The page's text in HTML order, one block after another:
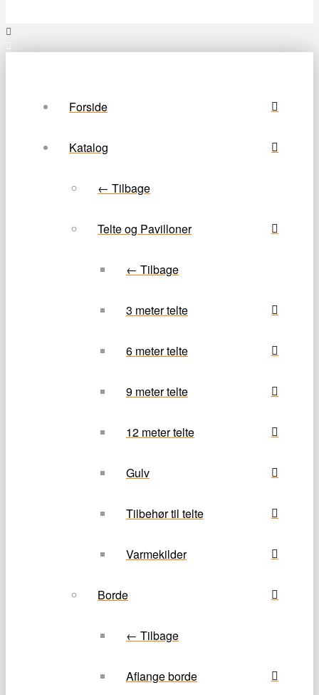
Forside
Katalog
← Tilbage
Telte og Pavilloner
← Tilbage
3 meter telte
6 meter telte
9 meter telte
12 meter telte
Gulv
Tilbehør til telte
Varmekilder
Borde
← Tilbage
Aflange borde